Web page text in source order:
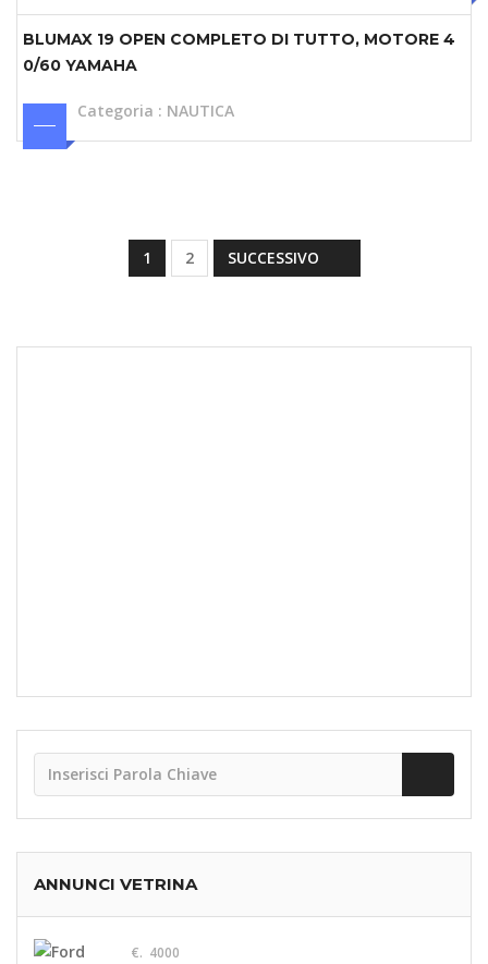
BLUMAX 19 OPEN COMPLETO DI TUTTO, MOTORE 4
0/60 YAMAHA
Categoria : NAUTICA
1 2 SUCCESSIVO
ANNUNCI VETRINA
€. 4000